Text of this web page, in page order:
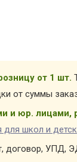
от 1 шт.
от суммы
и юр. лицами,
для школ и
договор, УПД,